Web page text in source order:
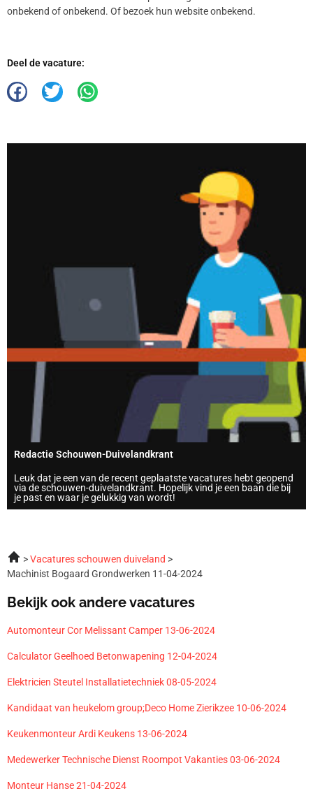
onbekend of onbekend. Of bezoek hun website onbekend.
Deel de vacature:
Redactie Schouwen-Duivelandkrant
Leuk dat je een van de recent geplaatste vacatures hebt geopend
via de schouwen-duivelandkrant. Hopelijk vind je een baan die bij
je past en waar je gelukkig van wordt!
Vacatures schouwen duiveland
Machinist Bogaard Grondwerken 11-04-2024
Bekijk ook andere vacatures
Automonteur Cor Melissant Camper 13-06-2024
Calculator Geelhoed Betonwapening 12-04-2024
Elektricien Steutel Installatietechniek 08-05-2024
Kandidaat van heukelom group;Deco Home Zierikzee 10-06-2024
Keukenmonteur Ardi Keukens 13-06-2024
Medewerker Technische Dienst Roompot Vakanties 03-06-2024
Monteur Hanse 21-04-2024